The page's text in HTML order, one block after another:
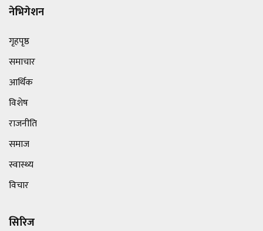
नेभिगेशन
गृहपृष्ठ
समाचार
आर्थिक
विशेष
राजनीति
समाज
स्वास्थ्य
विचार
सिरिज